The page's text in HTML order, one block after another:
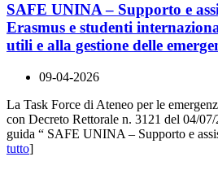
SAFE UNINA – Supporto e
Erasmus e studenti
utili e alla gestione delle
09-04-2026
La Task Force di Ateneo per le
con Decreto Rettorale n. 3121 del 04/
guida “ SAFE UNINA – Supporto e
tutto]